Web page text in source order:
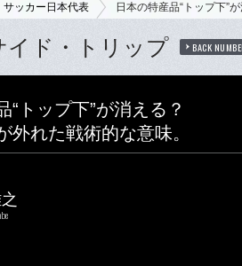
サッカー日本代表 日本の特産品“トップ下”
イド・トリップ BACK
“トップ下”が消える？
外れた戦術的な意味。